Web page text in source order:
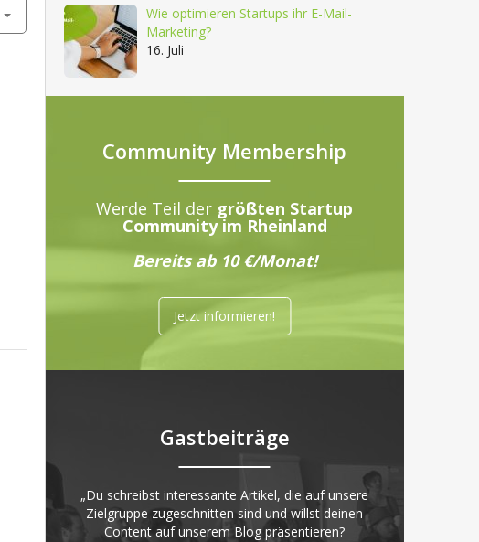
Wie optimieren Startups ihr E-Mail-
Marketing?
16. Juli
Community Membership
Werde Teil der größten Startup
Community im Rheinland
Bereits ab 10 €/Monat!
Jetzt informieren!
Gastbeiträge
„Du schreibst interessante Artikel, die auf unsere
Zielgruppe zugeschnitten sind und willst deinen
Content auf unserem Blog präsentieren?